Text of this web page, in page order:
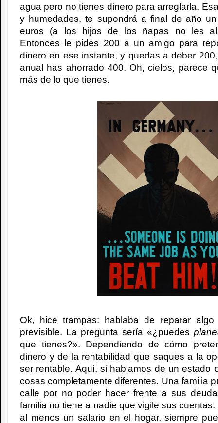
agua pero no tienes dinero para arreglarla.
y humedades, te supondrá a final de año
euros (a los hijos de los ñapas no les
Entonces le pides 200 a un amigo para
dinero en ese instante, y quedas a deber
anual has ahorrado 400. Oh, cielos, parece
más de lo que tienes.
Ok, hice trampas: hablaba de reparar
previsible. La pregunta sería «¿puedes
que tienes?». Dependiendo de cómo
dinero y de la rentabilidad que saques a la
ser rentable. Aquí, si hablamos de un estado
cosas completamente diferentes. Una familia
calle por no poder hacer frente a sus
familia no tiene a nadie que vigile sus
al menos un salario en el hogar, siempre